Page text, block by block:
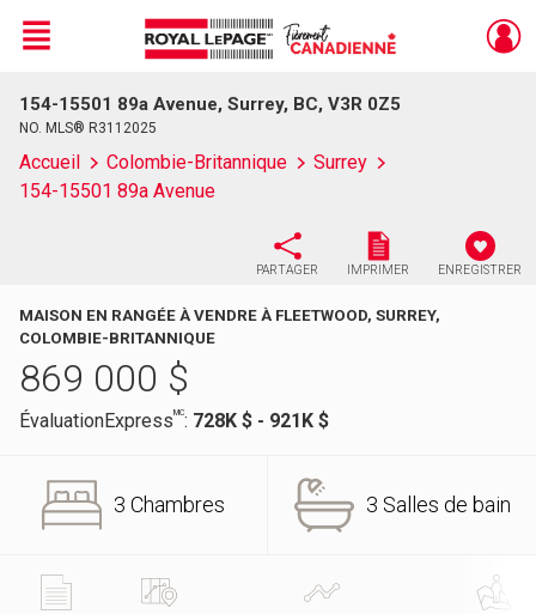
Live
En Direct
Menu
154-15501 89a Avenue, Surrey, BC, V3R 0Z5
NO. MLS® R3112025
Accueil Colombie-Britannique
Surrey
154-15501 89a Avenue
PARTAGER IMPRIMER ENREGISTRER
MAISON EN RANGÉE À VENDRE À FLEETWOOD, SURREY,
COLOMBIE-BRITANNIQUE
869 000 $
ÉvaluationExpressMC: 728K $ - 921K $
3 Chambres 3 Salles de bain